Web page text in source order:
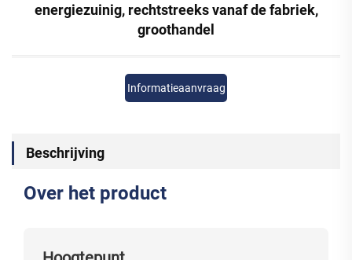
energiezuinig, rechtstreeks vanaf de fabriek,
groothandel
Informatieaanvraag
Beschrijving
Over het product